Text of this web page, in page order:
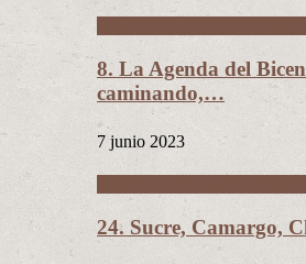
8. La Agenda del
caminando,…
7 junio 2023
24. Sucre, Camargo,